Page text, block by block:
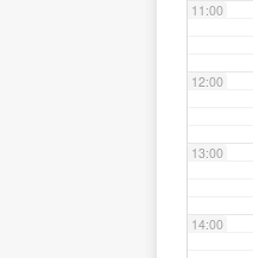
11:00
12:00
13:00
14:00